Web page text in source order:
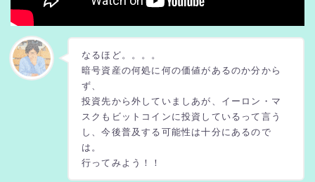
なるほど。。。。
暗号資産の何処に何の価値があるのか分から
ず、
投資先から外していましあが、イーロン・マ
スクもビットコインに投資しているって言う
し、今後普及する可能性は十分にあるので
は。
行ってみよう！！